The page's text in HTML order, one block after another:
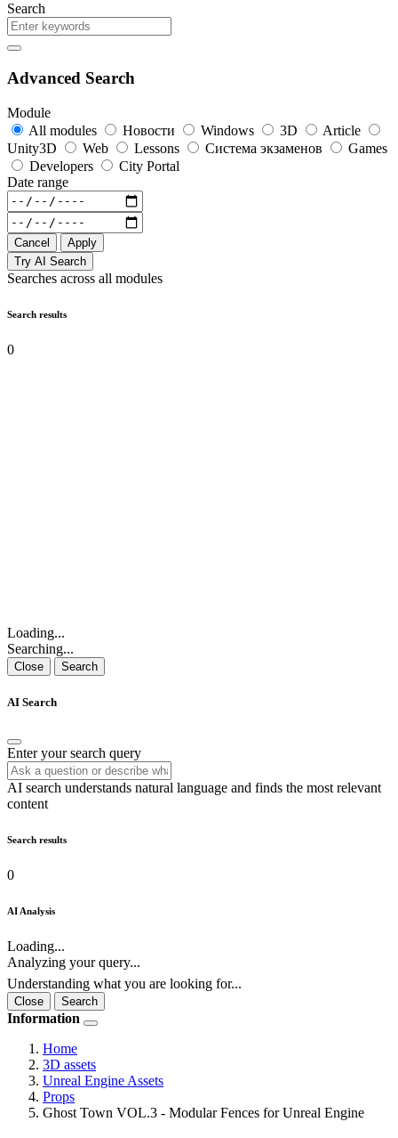
Search
Advanced Search
Module
All modules
Новости Windows 3D
Article
Unity3D
Web Lessons Система экзаменов
Games
Developers
City Portal
Date range
Cancel
Apply
Try AI Search
Searches across all modules
Search results
0
Loading...
Searching...
Close Search
AI Search
Enter your search query
AI search understands natural language and finds the most relevant
content
Search results
0
AI Analysis
Loading...
Analyzing your query...
Understanding what you are looking for...
Close Search
Information
Home
3D assets
Unreal Engine Assets
Props
Ghost Town VOL.3 - Modular Fences for Unreal Engine